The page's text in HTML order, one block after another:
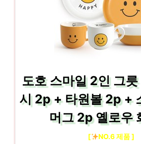
도호 스마일 2인 그
시 2p + 타원볼 2p +
머그 2p 옐로우
[ NO.6 제품 ]